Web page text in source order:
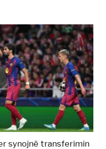
synojnë transferimin